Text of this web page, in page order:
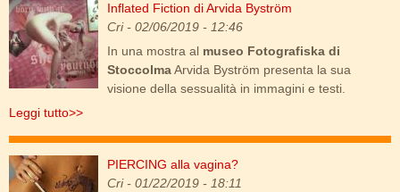
img_20190201_102559.jpg
Inflated Fiction di Arvida Byström
Cri- 02/06/2019 - 12:46
In una mostra al museo Fotografiska di
StoccolmaArvida Byström presenta la sua
visione della sessualità in immagini e testi.
Leggi tutto>>
piercing_vagina.jpg
PIERCING alla vagina?
Cri- 01/22/2019 - 18:11